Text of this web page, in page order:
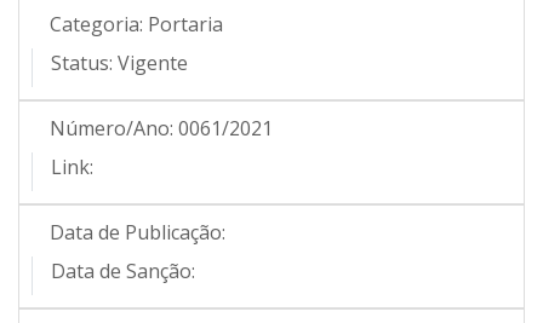
Categoria: Portaria
Status: Vigente
Número/Ano: 0061/2021
Link:
Data de Publicação:
Data de Sanção: